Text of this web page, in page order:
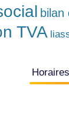
bilan
TVA
Horaires